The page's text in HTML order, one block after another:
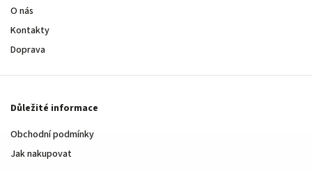
O nás
Kontakty
Doprava
Důležité informace
Obchodní podmínky
Jak nakupovat